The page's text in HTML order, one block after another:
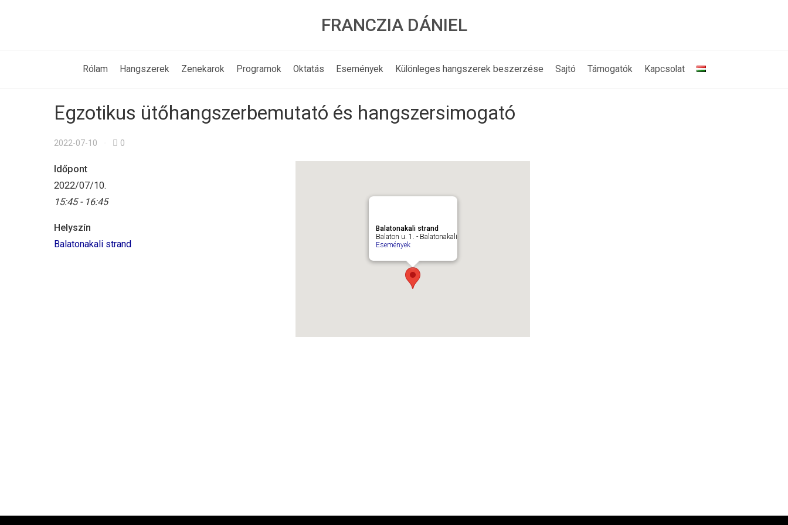
FRANCZIA DÁNIEL
Rólam Hangszerek Zenekarok Programok Oktatás Események Különleges hangszerek beszerzése Sajtó Támogatók Kapcsolat
Egzotikus ütőhangszerbemutató és hangszersimogató
2022-07-10 0
Balatonakali strand
Balaton u. 1. - Balatonakali
Események
Időpont
2022/07/10.
15:45 - 16:45
Helyszín
Balatonakali strand